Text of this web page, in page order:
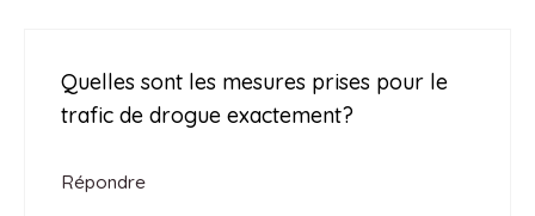
Quelles sont les mesures prises pour le
trafic de drogue exactement?
Répondre